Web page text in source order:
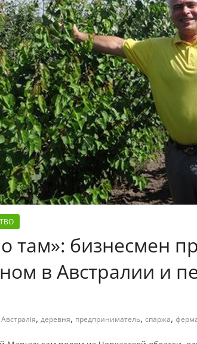
там»: бизнесмен
в Австралии и
Австралія, деревня, предприниматель, спаржа,